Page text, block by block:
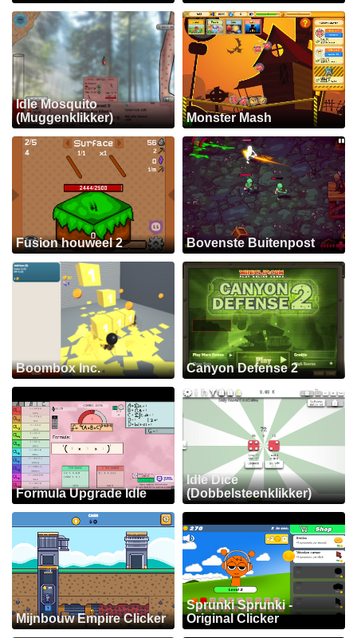
Idle Mosquito
(Muggenklikker)
Monster Mash
Fusion houweel 2 Bovenste Buitenpost
Boombox Inc. Canyon Defense 2
Formula Upgrade Idle
Idle Dice
(Dobbelsteenklikker)
Mijnbouw Empire Clicker
Sprunki Sprunki -
Original Clicker